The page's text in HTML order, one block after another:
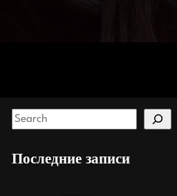
S
a
Последние записи